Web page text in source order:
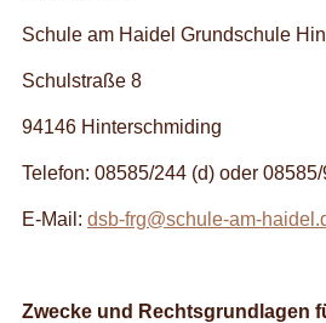
Schule am Haidel Grundschule
Schulstraße 8
94146 Hinterschmiding
Telefon: 08585/244 (d) oder
E-Mail: dsb-frg@schule-am-
Zwecke und Rechtsgrundlagen